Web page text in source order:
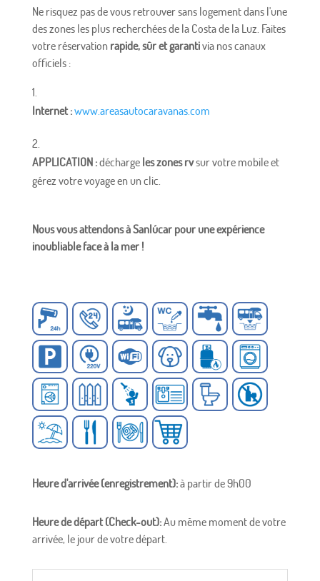
Ne risquez pas de vous retrouver sans logement dans l'une
des zones les plus recherchées de la Costa de la Luz. Faites
votre réservation rapide, sûr et garantivia nos canaux
officiels :
Internet :www.areasautocaravanas.com
APPLICATION :décharge les zones rvsur votre mobile et
gérez votre voyage en un clic.
Nous vous attendons à Sanlúcar pour une expérience
inoubliable face à la mer !
Heure d'arrivée (enregistrement):à partir de 9h00
Heure de départ (Check-out):Au même moment de votre
arrivée, le jour de votre départ.